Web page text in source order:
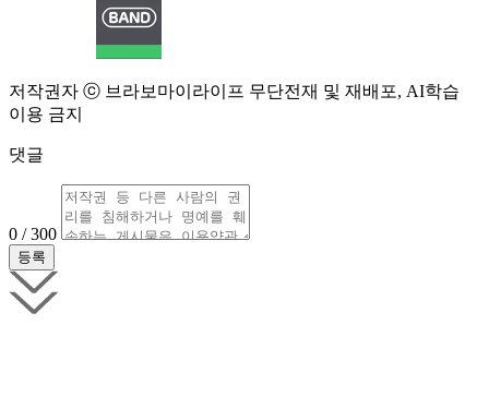
저작권자 ⓒ 브라보마이라이프 무단전재 및 재배포, AI학습
이용 금지
댓글
0 / 300